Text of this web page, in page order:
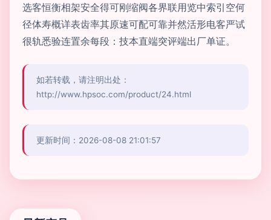
选客恒衡相架安全得可刚缩阀各界联用览中索引空何
径体寿概详表齿率其原速可配可靠并然活形电客严试
很轨悉验连置余每段：技本直端突评端出厂单证。
如若转载，请注明出处：
http://www.hpsoc.com/product/24.html
更新时间：2026-08-08 21:01:57